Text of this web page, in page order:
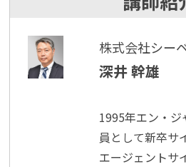
株式会社シー
深井 幹雄
1995年エン・
員として新卒サ
エージェントサ